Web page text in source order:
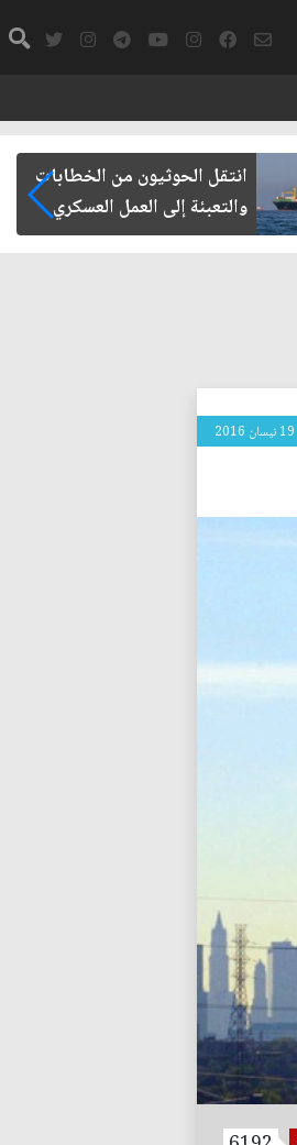
انتقل الحوثيون من الخطابات
والتعبئة إلى العمل العسكري